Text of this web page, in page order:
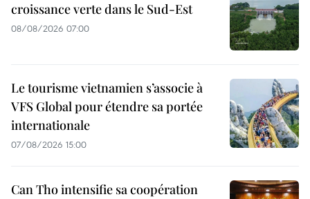
croissance verte dans le Sud-Est
08/08/2026 07:00
Le tourisme vietnamien s’associe à
VFS Global pour étendre sa portée
internationale
07/08/2026 15:00
Can Tho intensifie sa coopération